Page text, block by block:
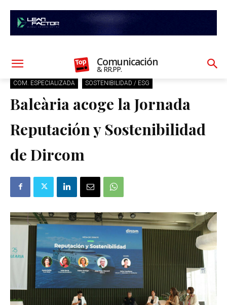
Comunicación
& RR.PP.
COM. ESPECIALIZADA SOSTENIBILIDAD / ESG
Baleària acoge la Jornada
Reputación y Sostenibilidad
de Dircom